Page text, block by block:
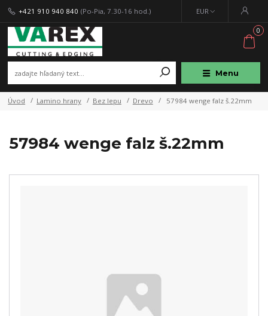
Menu
EUR
+421 910 940 840 (Po-Pia, 7.30-16 hod.)
0
Úvod Lamino hrany Bez lepu Drevo 57984 wenge falz š.22mm
57984 wenge falz š.22mm